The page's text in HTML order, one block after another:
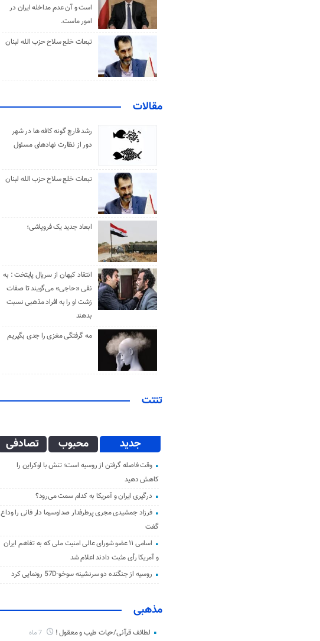
است و آن عدم مداخله ایران در
امور ماست.
تبعات خلع سلاح حزب الله لبنان
مقالات
رشد قارچ گونه کافه ها در شهر
دور از نظارت نهادهای مسئول
تبعات خلع سلاح حزب الله لبنان
ابعاد جدید یک فروپاشی؛
انتقاد کیهان از سریال پایتخت : به
نقی «حاجی» می‌گویند تا صفات
زشت او را به افراد مذهبی نسبت
بدهند
مه گرفتگی مغزی را جدی بگیریم
تتتت
جدید محبوب تصادفی
وقت فاصله گرفتن از روسیه است؛ تنش با اوکراین را
کاهش دهید
درگیری ایران و آمریکا به کدام سمت می‌رود؟
فرزاد جمشیدی مجری پرطرفدار صداوسیما دار فانی را وداع
گفت
اسامی ۱۱ عضو شورای عالی امنیت ملی که به تفاهم ایران
و آمریکا رأی مثبت دادند اعلام شد
روسیه از جنگنده دو سرنشینه سوخو-57D رونمایی کرد
مذهبی
لطائف قرآنی/حیات طیب و معقول !